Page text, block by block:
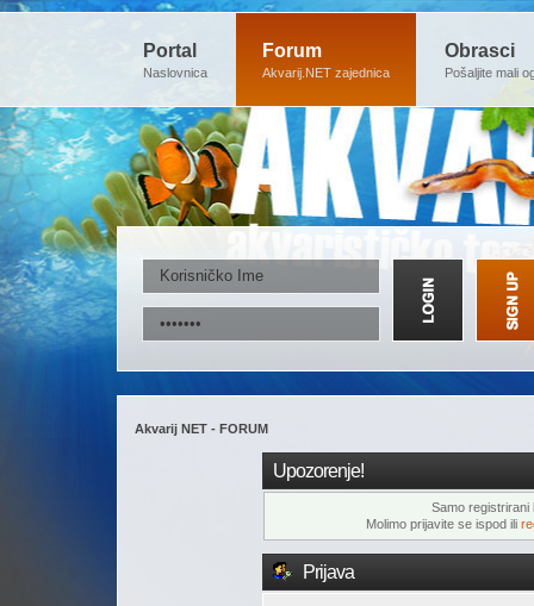
Portal
Naslovnica
Forum
Akvarij.NET zajednica
Obrasci
Pošaljite mali
Akvarij NET - FORUM
Upozorenje!
Samo registrirani
Molimo prijavite se ispod ili
Prijava